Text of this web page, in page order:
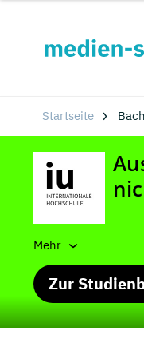
Startseite
Mehr
Zur